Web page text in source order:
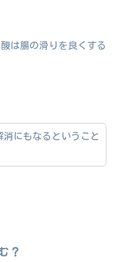
は腸の滑りを良くする
にもなるということ
？